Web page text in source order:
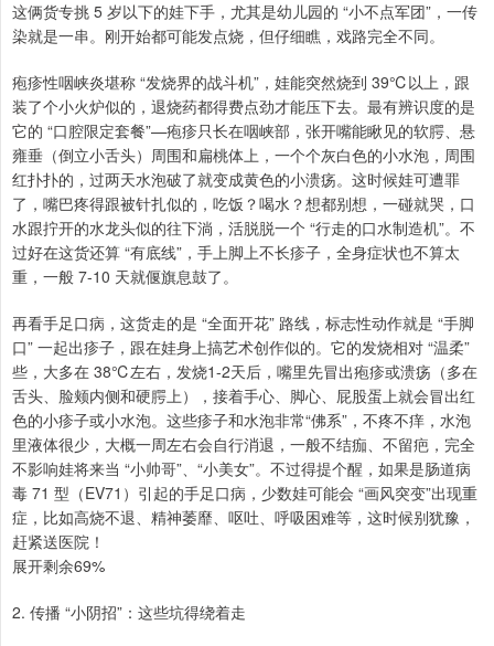
这俩货专挑 5 岁以下的娃下手，尤其是幼儿园的 “小不点军团”，一传
染就是一串。刚开始都可能发点烧，但仔细瞧，戏路完全不同。
疱疹性咽峡炎堪称 “发烧界的战斗机”，娃能突然烧到 39℃以上，跟
装了个小火炉似的，退烧药都得费点劲才能压下去。最有辨识度的是
它的 “口腔限定套餐”—疱疹只长在咽峡部，张开嘴能瞅见的软腭、悬
雍垂（倒立小舌头）周围和扁桃体上，一个个灰白色的小水泡，周围
红扑扑的，过两天水泡破了就变成黄色的小溃疡。这时候娃可遭罪
了，嘴巴疼得跟被针扎似的，吃饭？喝水？想都别想，一碰就哭，口
水跟拧开的水龙头似的往下淌，活脱脱一个 “行走的口水制造机”。不
过好在这货还算 “有底线”，手上脚上不长疹子，全身症状也不算太
重，一般 7-10 天就偃旗息鼓了。
再看手足口病，这货走的是 “全面开花” 路线，标志性动作就是 “手脚
口” 一起出疹子，跟在娃身上搞艺术创作似的。它的发烧相对 “温柔”
些，大多在 38℃左右，发烧1-2天后，嘴里先冒出疱疹或溃疡（多在
舌头、脸颊内侧和硬腭上），接着手心、脚心、屁股蛋上就会冒出红
色的小疹子或小水泡。这些疹子和水泡非常“佛系”，不疼不痒，水泡
里液体很少，大概一周左右会自行消退，一般不结痂、不留疤，完全
不影响娃将来当 “小帅哥”、“小美女”。不过得提个醒，如果是肠道病
毒 71 型（EV71）引起的手足口病，少数娃可能会 “画风突变”出现重
症，比如高烧不退、精神萎靡、呕吐、呼吸困难等，这时候别犹豫，
赶紧送医院！
展开剩余69%
2. 传播 “小阴招”：这些坑得绕着走